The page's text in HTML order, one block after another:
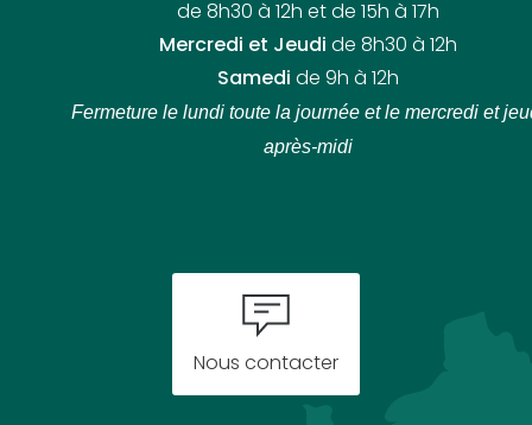
de 8h30 à 12h et de 15h à 17h
Mercredi et Jeudi de 8h30 à 12h
Samedi de 9h à 12h
Fermeture le lundi toute la journée et le mercredi et
après-midi
Nous contacter